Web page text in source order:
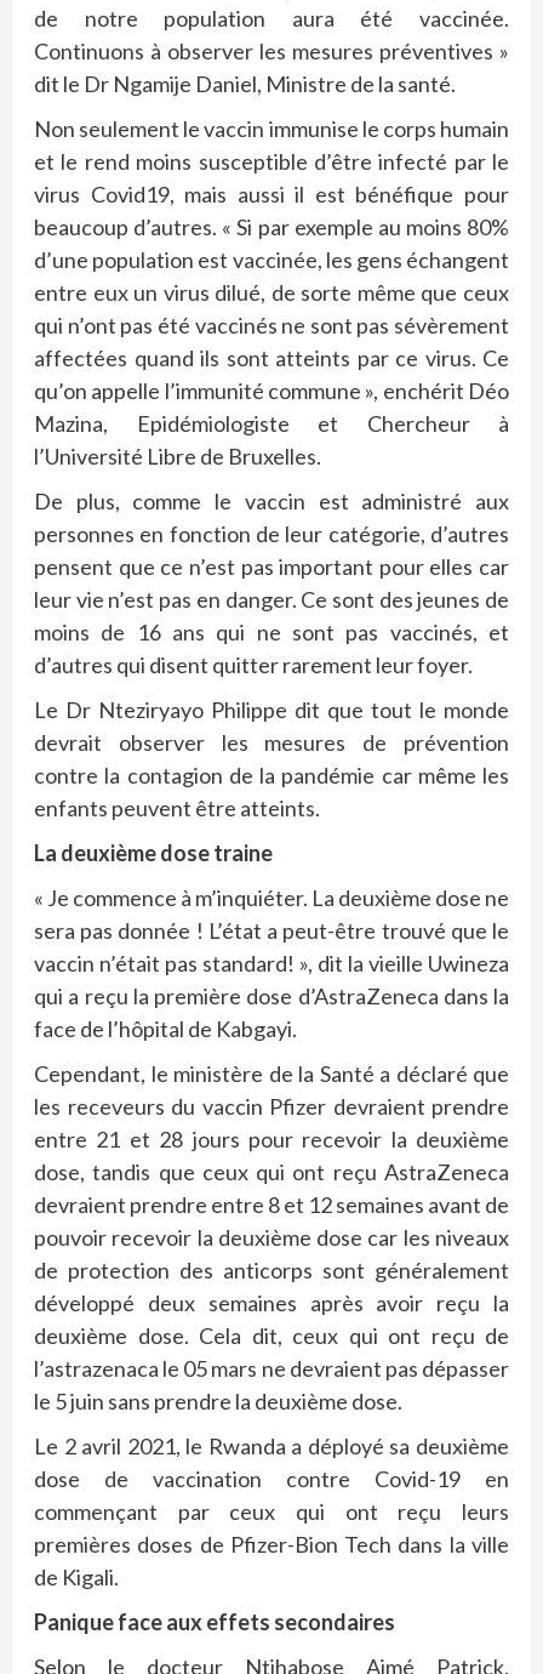
de notre population aura été vaccinée.
Continuons à observer les mesures préventives »
dit le Dr Ngamije Daniel, Ministre de la santé.
Non seulement le vaccin immunise le corps humain
et le rend moins susceptible d’être infecté par le
virus Covid19, mais aussi il est bénéfique pour
beaucoup d’autres. « Si par exemple au moins 80%
d’une population est vaccinée, les gens échangent
entre eux un virus dilué, de sorte même que ceux
qui n’ont pas été vaccinés ne sont pas sévèrement
affectées quand ils sont atteints par ce virus. Ce
qu’on appelle l’immunité commune », enchérit Déo
Mazina, Epidémiologiste et Chercheur à
l’Université Libre de Bruxelles.
De plus, comme le vaccin est administré aux
personnes en fonction de leur catégorie, d’autres
pensent que ce n’est pas important pour elles car
leur vie n’est pas en danger. Ce sont des jeunes de
moins de 16 ans qui ne sont pas vaccinés, et
d’autres qui disent quitter rarement leur foyer.
Le Dr Nteziryayo Philippe dit que tout le monde
devrait observer les mesures de prévention
contre la contagion de la pandémie car même les
enfants peuvent être atteints.
La deuxième dose traine
« Je commence à m’inquiéter. La deuxième dose ne
sera pas donnée ! L’état a peut-être trouvé que le
vaccin n’était pas standard! », dit la vieille Uwineza
qui a reçu la première dose d’AstraZeneca dans la
face de l’hôpital de Kabgayi.
Cependant, le ministère de la Santé a déclaré que
les receveurs du vaccin Pfizer devraient prendre
entre 21 et 28 jours pour recevoir la deuxième
dose, tandis que ceux qui ont reçu AstraZeneca
devraient prendre entre 8 et 12 semaines avant de
pouvoir recevoir la deuxième dose car les niveaux
de protection des anticorps sont généralement
développé deux semaines après avoir reçu la
deuxième dose. Cela dit, ceux qui ont reçu de
l’astrazenaca le 05 mars ne devraient pas dépasser
le 5 juin sans prendre la deuxième dose.
Le 2 avril 2021, le Rwanda a déployé sa deuxième
dose de vaccination contre Covid-19 en
commençant par ceux qui ont reçu leurs
premières doses de Pfizer-Bion Tech dans la ville
de Kigali.
Panique face aux effets secondaires
Selon le docteur Ntihabose Aimé Patrick,